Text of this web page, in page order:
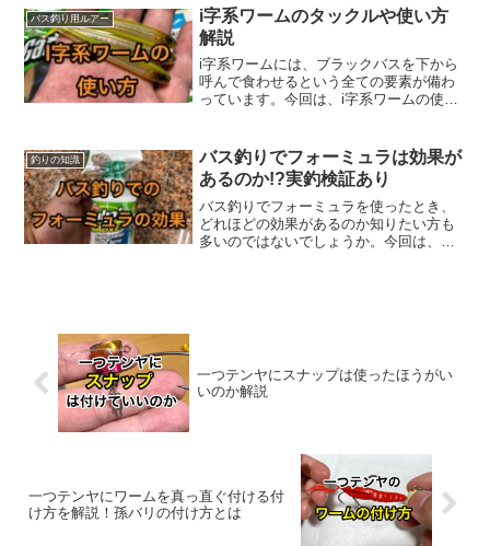
を解説します。スコーンリグはラバージ
グの中の１つの種類ラバー...
バス釣り用ルアー
i字系ワームのタックルや使い方
解説
i字系ワームには、ブラックバスを下から
呼んで食わせるという全ての要素が備わ
っています。今回は、i字系ワームの使い
めの使い方は、２つあります。１つは、
一定速度でただ巻...
釣りの知識
バス釣りでフォーミュラは効果が
あるのか!?実釣検証あり
バス釣りでフォーミュラを使ったとき、
どれほどの効果があるのか知りたい方も
多いのではないでしょうか。今回は、ブ
一つテンヤにスナップは使ったほうがい
いのか解説
一つテンヤにワームを真っ直ぐ付ける付
け方を解説！孫バリの付け方とは